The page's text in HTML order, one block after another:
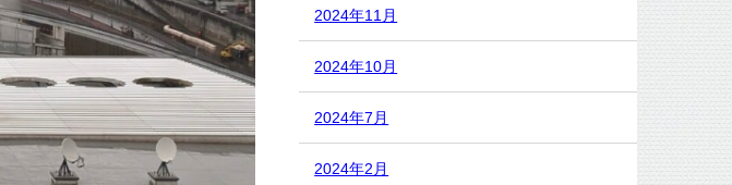
2024年11月
2024年10月
2024年7月
2024年2月